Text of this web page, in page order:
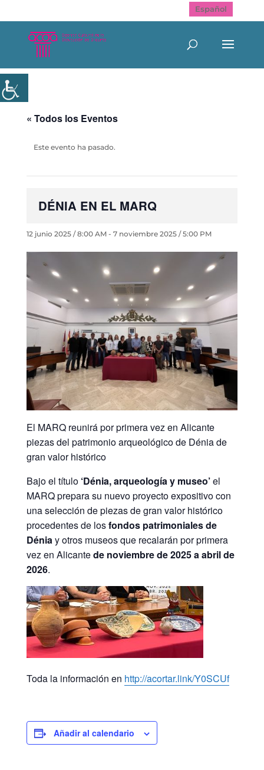
Español
« Todos los Eventos
Este evento ha pasado.
DÉNIA EN EL MARQ
12 junio 2025 / 8:00 AM- 7 noviembre 2025 / 5:00 PM
El MARQ reunirá por primera vez en Alicante
piezas del patrimonio arqueológico de Dénia de
gran valor histórico
Bajo el título ‘Dénia, arqueología y museo’el
MARQ prepara su nuevo proyecto expositivo con
una selección de piezas de gran valor histórico
procedentes de losfondos patrimoniales de
Déniay otros museos que recalarán por primera
vez en Alicantede noviembre de 2025 a abril de
2026.
Toda la información en http://acortar.link/Y0SCUf
Añadir al calendario